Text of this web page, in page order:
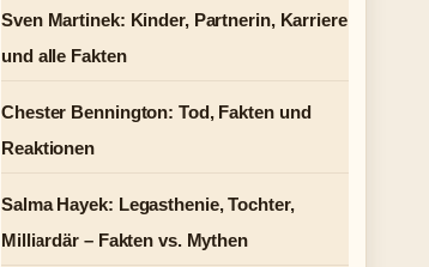
Sven Martinek: Kinder, Partnerin, Karriere
und alle Fakten
Chester Bennington: Tod, Fakten und
Reaktionen
Salma Hayek: Legasthenie, Tochter,
Milliardär – Fakten vs. Mythen